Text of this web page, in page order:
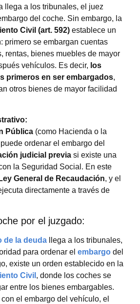
llega a los tribunales, el juez
del coche. Sin embargo, la
Civil (art. 592) establece un
primero se embargan cuentas
rentas, bienes muebles de mayor
vehículos. Es decir, los
primeros en ser embargados,
otros bienes de mayor facilidad
Pública (como Hacienda o la
ordenar el embargo del
judicial previa si existe una
la Seguridad Social. En este
Ley General de Recaudación, y el
directamente a través de
por el juzgado:
de la deuda llega a los tribunales,
para ordenar el embargo del
existe un orden establecido en la
Civil , donde los coches se
entre los bienes embargables.
el embargo del vehículo, el